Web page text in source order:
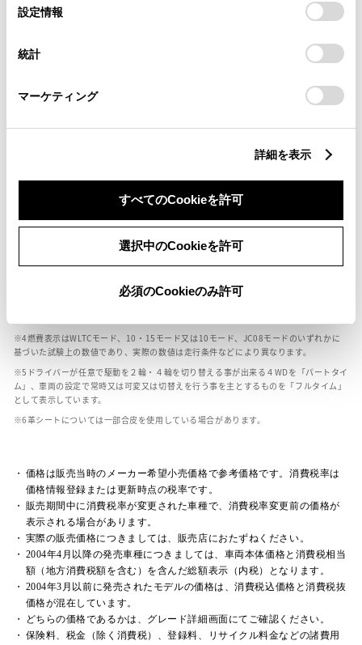
デバイスにすべてのCookie(クッキー)が保存されることに同
意したことになります。Cookie(クッキー)のオプトアウト、
設定の変更、同意を撤回したりするにあたっては、当社の
「Cookie（クッキー）情報の取り扱いについて
」をご覧くだ
設定情報
統計
マーケティング
詳細を表示
すべてのCookieを許可
選択中のCookieを許可
必須のCookieのみ許可
装備・オプション
ールベースが左右で数値が異なる場合がございます。
エンジン仕様により、×2の表記がしてある場合がございます。（ロータリーエンジ
燃費表示はWLTCモード、10・15モード又は10モード、JC08モードのいずれかに
基づいた試験上の数値であり、実際の数値は走行条件などにより異なります。
ドライバーが任意で駆動を２輪・４輪を切り替える事が出来る４WDを「パートタイ
ム」、車両の設定で常時又は可変又は切替えを行う事を主とするものを「フルタイム」
として表示しています。
革シートについては一部合皮を使用している場合があります。
価格は販売当時のメーカー希望小売価格で参考価格です。消費税率は
価格情報登録または更新時点の税率です。
販売期間中に消費税率が変更された車種で、消費税率変更前の価格が
表示される場合があります。
実際の販売価格につきましては、販売店におたずねください。
2004年4月以降の発売車種につきましては、車両本体価格と消費税相当
額（地方消費税額を含む）を含んだ総額表示（内税）となります。
2004年3月以前に発売されたモデルの価格は、消費税込価格と消費税抜
価格が混在しています。
どちらの価格であるかは、グレード詳細画面にてご確認ください。
保険料、税金（除く消費税）、登録料、リサイクル料金などの諸費用